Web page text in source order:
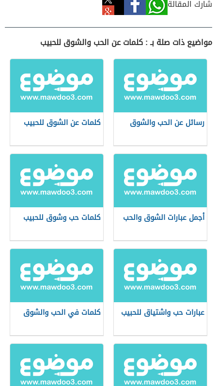
شارك المقالة
مواضيع ذات صلة بـ : كلمات عن الحب والشوق للحبيب
رسائل عن الحب والشوق كلمات عن الشوق للحبيب
أجمل عبارات الشوق والحب كلمات حب وشوق للحبيب
عبارات حب واشتياق للحبيب كلمات في الحب والشوق